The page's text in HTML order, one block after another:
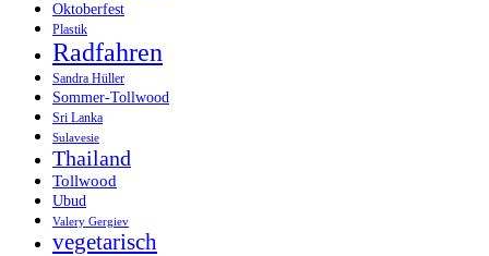
Oktoberfest
Plastik
Radfahren
Sandra Hüller
Sommer-Tollwood
Sri Lanka
Sulavesie
Thailand
Tollwood
Ubud
Valery Gergiev
vegetarisch